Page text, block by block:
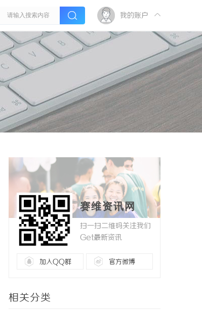
我的账户
赛维资讯网
扫一扫二维码关注我们
Get最新资讯
加入QQ群 官方微博
相关分类